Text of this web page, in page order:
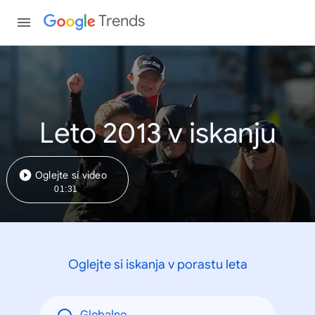
Trends
Leto 2013 v iskanju
Oglejte si video
01:31
Oglejte si iskanja v porastu leta